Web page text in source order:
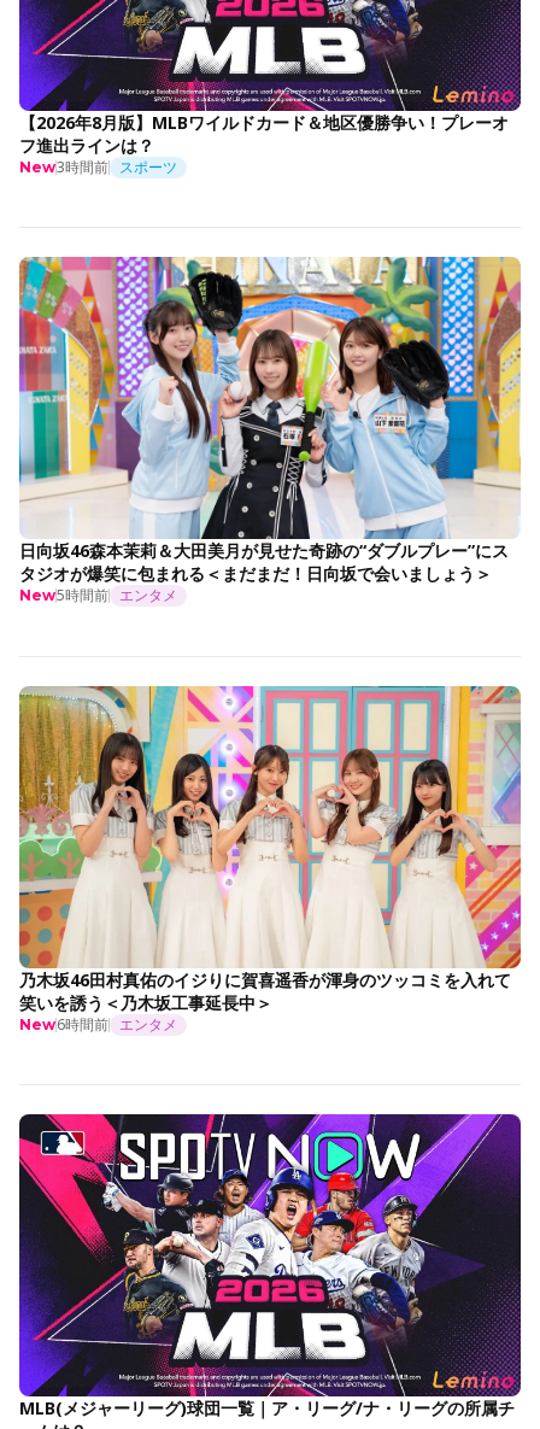
【2026年8月版】MLBワイルドカード＆地区優勝争い！プレーオ
フ進出ラインは？
New3時間前 スポーツ
日向坂46森本茉莉＆大田美月が見せた奇跡の“ダブルプレー”にス
タジオが爆笑に包まれる＜まだまだ！日向坂で会いましょう＞
New5時間前 エンタメ
乃木坂46田村真佑のイジりに賀喜遥香が渾身のツッコミを入れて
笑いを誘う＜乃木坂工事延長中＞
New6時間前 エンタメ
MLB(メジャーリーグ)球団一覧｜ア・リーグ/ナ・リーグの所属チ